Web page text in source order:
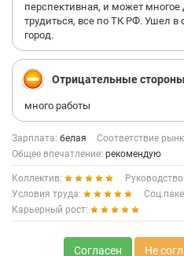
перспективная, и может многое
трудиться, все по ТК РФ. Ушел в
город.
Отрицательные стороны
много работы
Зарплата: белая Соответствие
Общее впечатление: рекомендую
Коллектив:
Руководство:
Условия труда:
Карьерный рост:
Согласен Не